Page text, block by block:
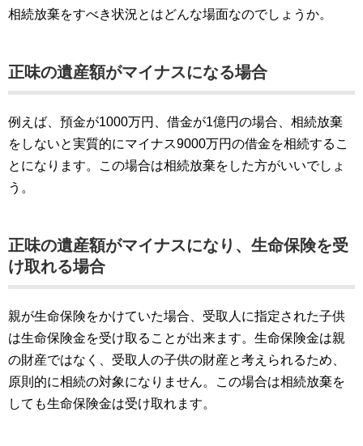
相続放棄をすべき状況とはどんな場面なのでしょうか。
正味の遺産額がマイナスになる場合
例えば、預金が1000万円、借金が1億円の場合、相続放棄
をしないと実質的にマイナス9000万円の借金を相続するこ
とになります。この場合は相続放棄をした方がいいでしょ
う。
正味の遺産額がマイナスになり、生命保険を受
け取れる場合
親が生命保険をかけていた場合、受取人に指定された子供
は生命保険金を受け取ることが出来ます。生命保険金は親
の財産ではなく、受取人の子供の財産と考えられるため、
原則的に相続の対象になりません。この場合は相続放棄を
しても生命保険金は受け取れます。